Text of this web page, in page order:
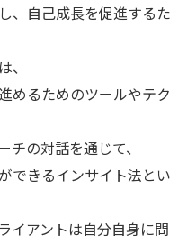
、自己成長を促進するた
、
めるためのツールやテク
チの対話を通じて、
できるインサイト法とい
イアントは自分自身に問